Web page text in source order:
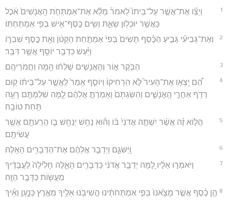
1
וַיְצַ֞ו אֶת־אֲשֶׁ֣ר עַל־בֵּיתוֹ֮ לֵאמֹר֒ מַלֵּ֞א אֶת־אַמְתְּחֹ֤ת הָֽאֲנָשִׁים֙ אֹ֔כֶל
כַּאֲשֶׁ֥ר יוּכְל֖וּן שְׂאֵ֑ת וְשִׂ֥ים כֶּֽסֶף־אִ֖ישׁ בְּפִ֥י אַמְתַּחְתּֽוֹ׃
2
וְאֶת־גְּבִיעִ֞י גְּבִ֣יעַ הַכֶּ֗סֶף תָּשִׂים֙ בְּפִי֙ אַמְתַּ֣חַת הַקָּטֹ֔ן וְאֵ֖ת כֶּ֣סֶף שִׁבְר֑וֹ
וַיַּ֕עַשׂ כִּדְבַ֥ר יוֹסֵ֖ף אֲשֶׁ֥ר דִּבֵּֽר׃
3 הַבֹּ֖קֶר א֑וֹר וְהָאֲנָשִׁ֣ים שֻׁלְּח֔וּ הֵ֖מָּה וַחֲמֹרֵיהֶֽם׃
4
הֵ֠ם יָֽצְא֣וּ אֶת־הָעִיר֮ לֹ֣א הִרְחִיקוּ֒ וְיוֹסֵ֤ף אָמַר֙ לַֽאֲשֶׁ֣ר עַל־בֵּית֔וֹ ק֥וּם
רְדֹ֖ף אַחֲרֵ֣י הָֽאֲנָשִׁ֑ים וְהִשַּׂגְתָּם֙ וְאָמַרְתָּ֣ אֲלֵהֶ֔ם לָ֛מָּה שִׁלַּמְתֶּ֥ם רָעָ֖ה
תַּ֥חַת טוֹבָֽה׃
5
הֲל֣וֹא זֶ֗ה אֲשֶׁ֨ר יִשְׁתֶּ֤ה אֲדֹנִי֙ בּ֔וֹ וְה֕וּא נַחֵ֥שׁ יְנַחֵ֖שׁ בּ֑וֹ הֲרֵעֹתֶ֖ם אֲשֶׁ֥ר
עֲשִׂיתֶֽם׃
6 וַֽיַּשִּׂגֵ֑ם וַיְדַבֵּ֣ר אֲלֵהֶ֔ם אֶת־הַדְּבָרִ֖ים הָאֵֽלֶּה׃
7
וַיֹּאמְר֣וּ אֵלָ֔יו לָ֚מָּה יְדַבֵּ֣ר אֲדֹנִ֔י כַּדְּבָרִ֖ים הָאֵ֑לֶּה חָלִ֙ילָה֙ לַעֲבָדֶ֔יךָ
מֵעֲשׂ֖וֹת כַּדָּבָ֥ר הַזֶּֽה׃
8 הֵ֣ן כֶּ֗סֶף אֲשֶׁ֤ר מָצָ֙אנוּ֙ בְּפִ֣י אַמְתְּחֹתֵ֔ינוּ הֱשִׁיבֹ֥נוּ אֵלֶ֖יךָ מֵאֶ֣רֶץ כְּנָ֑עַן וְאֵ֗יךְ